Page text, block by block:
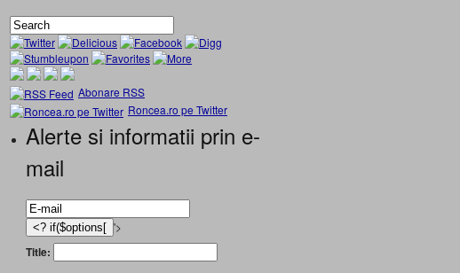
Abonare RSS
Roncea.ro pe Twitter
Alerte si informatii prin e-
mail
'>
Title: